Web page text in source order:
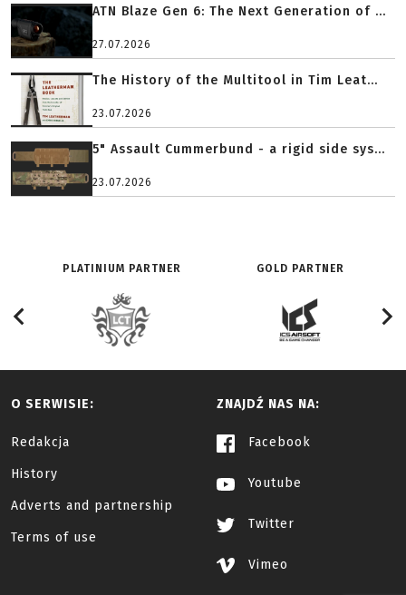
ATN Blaze Gen 6: The Next Generation of ...
27.07.2026
The History of the Multitool in Tim Leat...
23.07.2026
5" Assault Cummerbund - a rigid side sys...
23.07.2026
PLATINIUM PARTNER GOLD PARTNER
O SERWISIE:
Redakcja
History
Adverts and partnership
Terms of use
ZNAJDŹ NAS NA:
Facebook
Youtube
Twitter
Vimeo